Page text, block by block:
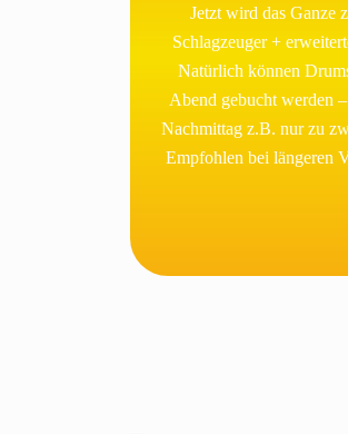
Jetzt wird das Ganze
Schlagzeuger +
Natürlich können
Abend gebucht werden
Nachmittag z.B. nur zu
Empfohlen bei längeren